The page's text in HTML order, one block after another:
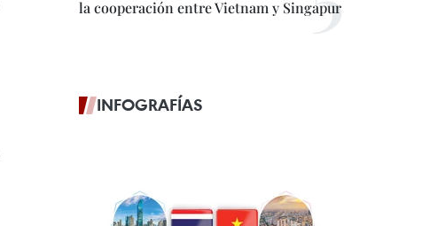
la cooperación entre Vietnam y Singapur
INFOGRAFÍAS